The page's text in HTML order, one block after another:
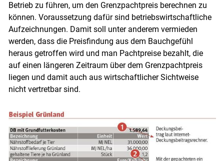
Betrieb zu führen, um den Grenzpachtpreis berechnen zu
können. Voraussetzung dafür sind betriebswirtschaftliche
Aufzeichnungen. Damit soll unter anderem vermieden
werden, dass die Preisfindung aus dem Bauchgefühl
heraus getroffen wird und man Pachtpreise bezahlt, die
auf einen längeren Zeitraum über dem Grenzpachtpreis
liegen und damit auch aus wirtschaftlicher Sichtweise
nicht vertretbar sind.